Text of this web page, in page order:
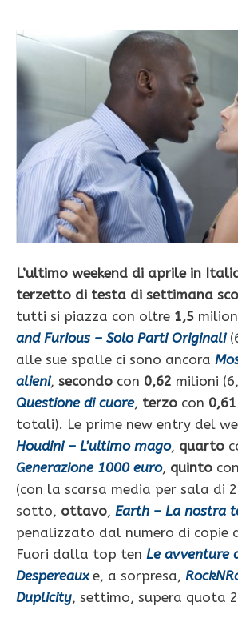
L’ultimo weekend di aprile in
terzetto di testa di settimana
tutti si piazza con oltre 1,5
and Furious – Solo Parti Originali
alle sue spalle ci sono ancora
alieni, secondo con 0,62 milioni
Questione di cuore, terzo con 0,61
totali). Le prime new entry del
Houdini – L’ultimo mago, quarto
Generazione 1000 euro, quinto con
(con la scarsa media per sala di
sotto, ottavo, Earth – La nostra
penalizzato dal numero di copie
Fuori dalla top ten Le avventure
Despereauxe, a sorpresa,
Duplicity, settimo, supera quota